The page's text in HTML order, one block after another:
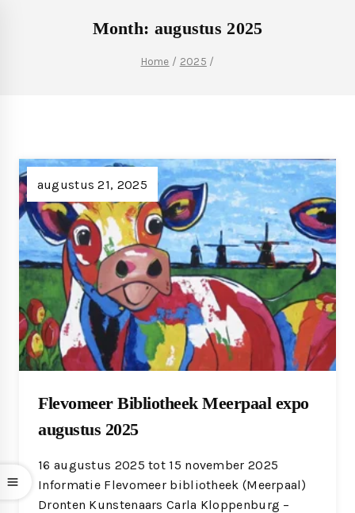
Month: augustus 2025
Home / 2025 /
Flevomeer Bibliotheek Meerpaal expo
augustus 2025
augustus 21, 2025
16 augustus 2025 tot 15 november 2025
Informatie Flevomeer bibliotheek (Meerpaal)
Dronten Kunstenaars Carla Kloppenburg –